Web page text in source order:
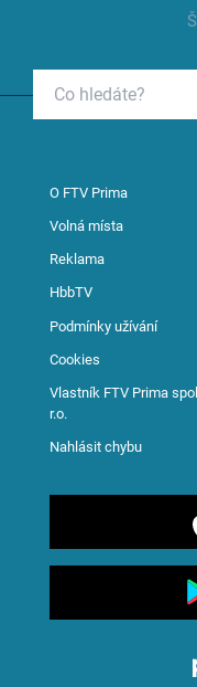
O FTV Prima
Volná místa
Reklama
HbbTV
Podmínky užívání
Cookies
Vlastník FTV Prima
r.o.
Nahlásit chybu